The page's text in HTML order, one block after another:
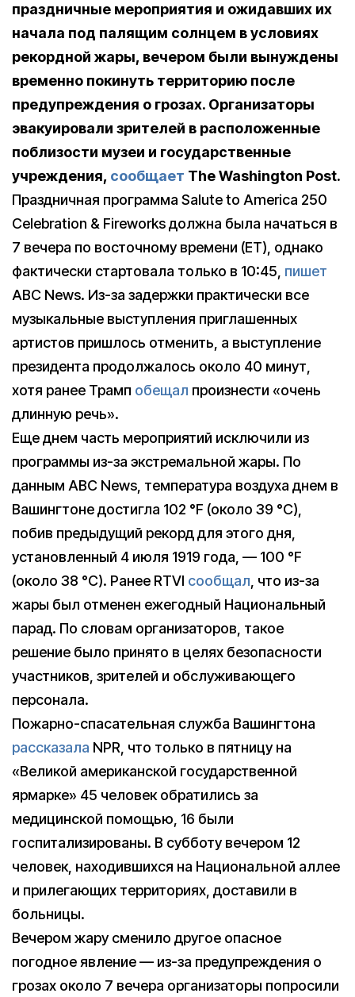
праздничные мероприятия и ожидавших их
начала под палящим солнцем в условиях
рекордной жары, вечером были вынуждены
временно покинуть территорию после
предупреждения о грозах. Организаторы
эвакуировали зрителей в расположенные
поблизости музеи и государственные
учреждения, сообщает The Washington Post.
Праздничная программа Salute to America 250
Celebration & Fireworks должна была начаться в
7 вечера по восточному времени (ET), однако
фактически стартовала только в 10:45, пишет
ABC News. Из-за задержки практически все
музыкальные выступления приглашенных
артистов пришлось отменить, а выступление
президента продолжалось около 40 минут,
хотя ранее Трамп обещал произнести «очень
длинную речь».
Еще днем часть мероприятий исключили из
программы из-за экстремальной жары. По
данным ABC News, температура воздуха днем в
Вашингтоне достигла 102 °F (около 39 °C),
побив предыдущий рекорд для этого дня,
установленный 4 июля 1919 года, — 100 °F
(около 38 °C). Ранее RTVI сообщал, что из-за
жары был отменен ежегодный Национальный
парад. По словам организаторов, такое
решение было принято в целях безопасности
участников, зрителей и обслуживающего
персонала.
Пожарно-спасательная служба Вашингтона
рассказала NPR, что только в пятницу на
«Великой американской государственной
ярмарке» 45 человек обратились за
медицинской помощью, 16 были
госпитализированы. В субботу вечером 12
человек, находившихся на Национальной аллее
и прилегающих территориях, доставили в
больницы.
Вечером жару сменило другое опасное
погодное явление — из-за предупреждения о
грозах около 7 вечера организаторы попросили